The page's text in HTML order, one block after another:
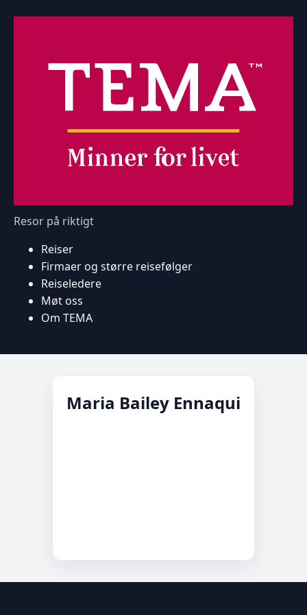
Resor på riktigt
Reiser
Firmaer og større reisefølger
Reiseledere
Møt oss
Om TEMA
Maria Bailey Ennaqui